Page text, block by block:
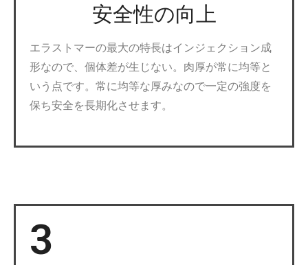
安全性の向上
エラストマーの最大の特長はインジェクション成
形なので、個体差が生じない。肉厚が常に均等と
いう点です。常に均等な厚みなので一定の強度を
保ち安全を長期化させます。
3